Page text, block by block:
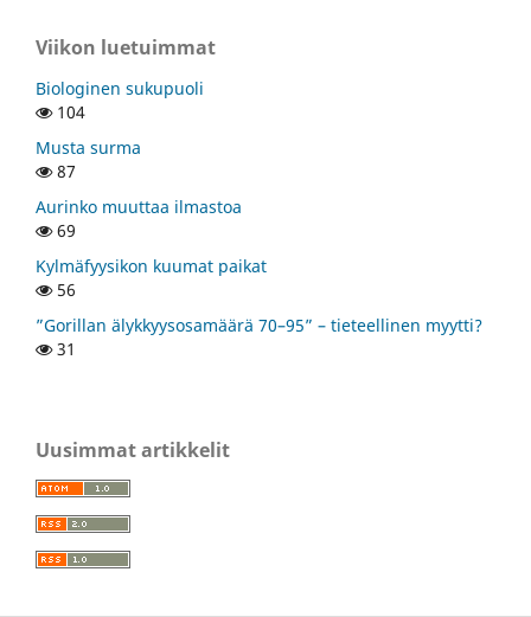
Viikon luetuimmat
Biologinen sukupuoli
104
Musta surma
87
Aurinko muuttaa ilmastoa
69
Kylmäfyysikon kuumat paikat
56
”Gorillan älykkyysosamäärä 70–95” – tieteellinen myytti?
31
Uusimmat artikkelit